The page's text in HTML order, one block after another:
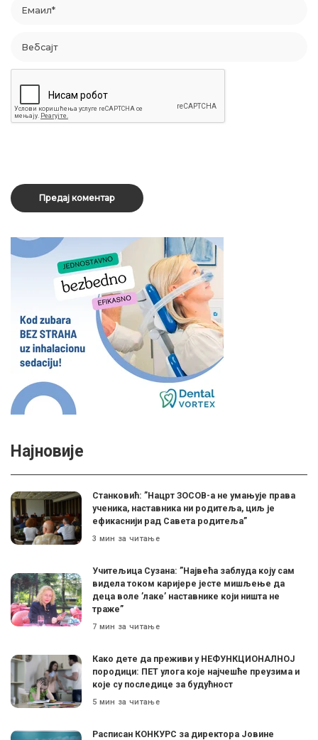
Најновије
Станковић: ”Нацрт ЗОСОВ-а не умањује права
ученика, наставника ни родитеља, циљ је
ефикаснији рад Савета родитеља”
3 мин за читање
Учитељица Сузана: ”Највећа заблуда коју сам
видела током каријере јесте мишљење да
деца воле ’лаке’ наставнике који ништа не
траже”
7 мин за читање
Како дете да преживи у НЕФУНКЦИОНАЛНОЈ
породици: ПЕТ улога које најчешће преузима и
које су последице за будућност
5 мин за читање
Расписан КОНКУРС за директора Јовине